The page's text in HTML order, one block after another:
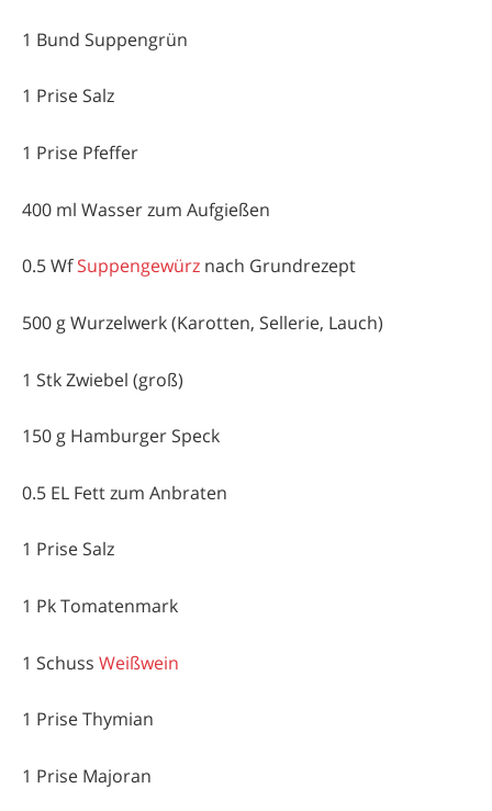
1 Bund Suppengrün
1 Prise Salz
1 Prise Pfeffer
400 ml Wasser zum Aufgießen
0.5 WfSuppengewürz nach Grundrezept
500 g Wurzelwerk (Karotten, Sellerie, Lauch)
1 Stk Zwiebel (groß)
150 g Hamburger Speck
0.5 EL Fett zum Anbraten
1 Prise Salz
1 Pk Tomatenmark
1 Schuss Weißwein
1 Prise Thymian
1 Prise Majoran